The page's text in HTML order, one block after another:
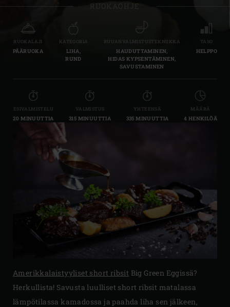
RUOKAOHJE
RUOKALAJI
PÄÄRUOKA
KATEGORIA
LIHA,
RUND
RUUANVALMISTUSTEKNIIKKA
HAUDUTTAMINEN,
HIDAS KYPSENTÄMINEN,
SAVUSTAMINEN
TASO
HELPPO
ESIVALMISTELU
20 MINUUTTIA
VALMISTUS
315 MINUUTTIA
YHTEENSÄ
335 MINUUTTIA
MÄÄRÄ
4 HENKILÖÄ
Amerikkalaistyyliset short ribsit Big Green Eggissä?
Herkullista! Savusta luulliset short ribsit matalassa
lämpötilassa kamadossa ja paahda liha sen jälkeen,